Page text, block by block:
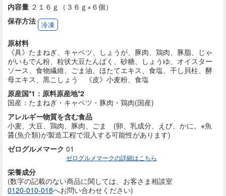
内容量 ２１６ｇ（３６ｇ×６個）
保存方法 冷凍
原材料
《具》たまねぎ、キャベツ、しょうが、豚肉、鶏肉、豚脂、じゃ
がいもでん粉、粒状大豆たんぱく、砂糖、しょうゆ、オイスター
ソース、食物繊維、ごま油、ほたてエキス、食塩、干し貝柱、酵
母エキス、黒こしょう 《皮》小麦粉、食塩
原産国*1：原料原産地*2
国産：たまねぎ・キャベツ・豚肉・鶏肉(国産)
アレルギー物質を含む食品
小麦、大豆、鶏肉、豚肉、ごま (卵、乳成分、えび、かに。※魚
醤(魚介類)が製造工程で混入する可能性があります)
ゼログルメマーク 01
ゼログルメマークの詳細はこちら
栄養成分
(数字の記載のない商品に関しては、お客さま相談室
0120-010-018へお問い合わせください)